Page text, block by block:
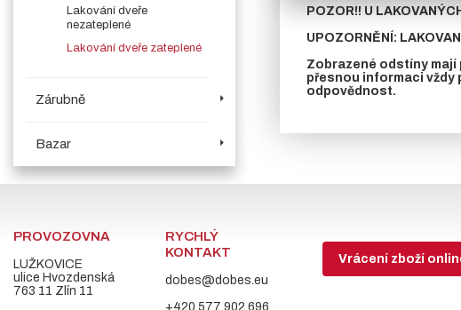
Lakování dveře
nezateplené
Lakování dveře zateplené
Zárubně
Bazar
POZOR!! U
UPOZORNĚNÍ:
Zobrazené odstíny
přesnou informaci vždy
odpovědnost.
PROVOZOVNA
LUŽKOVICE
ulice Hvozdenská
763 11 Zlín 11
RYCHLÝ
KONTAKT
dobes@dobes.eu
+420 577 902 696
Vrácení zboží